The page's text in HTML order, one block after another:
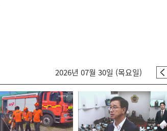
2026년 07월 30일 (목요일)